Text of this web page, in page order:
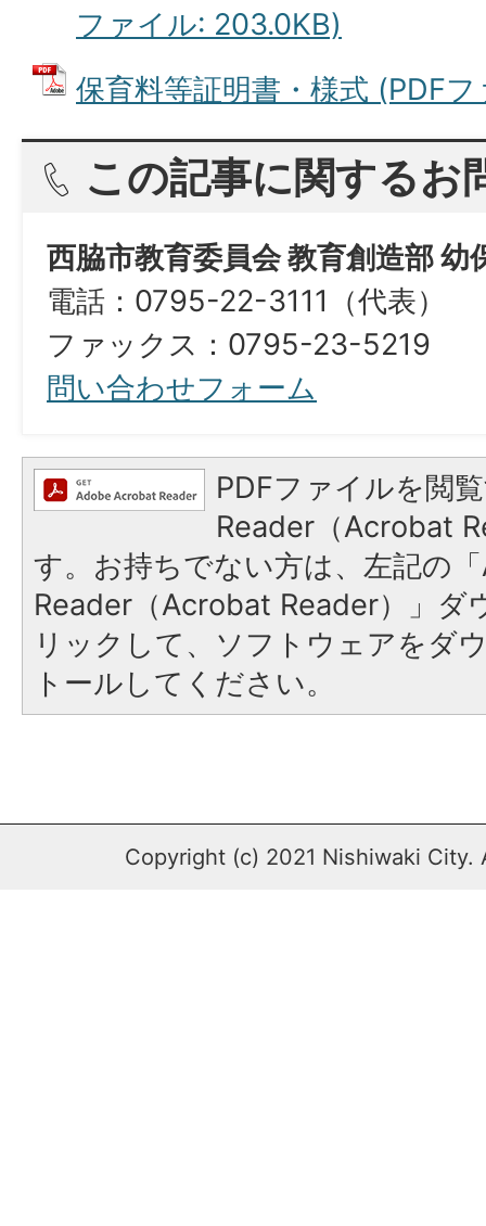
ファイル: 203.0KB)
保育料等証明書・様式 (PDF
この記事に関するお
西脇市教育委員会 教育創造部 幼
電話：0795-22-3111（代表）
ファックス：0795-23-5219
問い合わせフォーム
PDFファイルを閲
Reader（Acrobat
す。お持ちでない方は、左記の
Reader（Acrobat Reader）」ダ
リックして、ソフトウェアをダ
トールしてください。
Copyright (c) 2021 Nishiwaki City.